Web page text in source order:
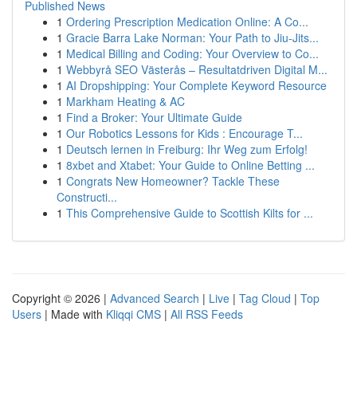
Published News
1 Ordering Prescription Medication Online: A Co...
1 Gracie Barra Lake Norman: Your Path to Jiu-Jits...
1 Medical Billing and Coding: Your Overview to Co...
1 Webbyrå SEO Västerås – Resultatdriven Digital M...
1 AI Dropshipping: Your Complete Keyword Resource
1 Markham Heating & AC
1 Find a Broker: Your Ultimate Guide
1 Our Robotics Lessons for Kids : Encourage T...
1 Deutsch lernen in Freiburg: Ihr Weg zum Erfolg!
1 8xbet and Xtabet: Your Guide to Online Betting ...
1 Congrats New Homeowner? Tackle These
Constructi...
1 This Comprehensive Guide to Scottish Kilts for ...
Copyright © 2026 | Advanced Search | Live | Tag Cloud | Top
Users | Made with Kliqqi CMS | All RSS Feeds